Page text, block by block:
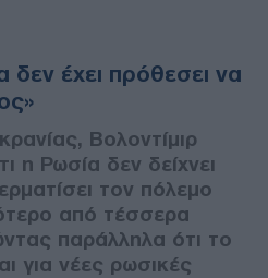
δεν έχει πρόθεσει να
Βολοντίμιρ
η Ρωσία δεν δείχνει
τον πόλεμο
από τέσσερα
παράλληλα ότι το
για νέες ρωσικές